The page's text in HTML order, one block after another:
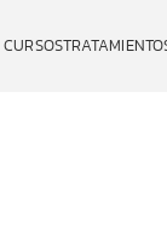
CURSOS